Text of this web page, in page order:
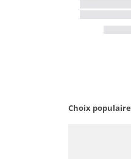
Choix populaire